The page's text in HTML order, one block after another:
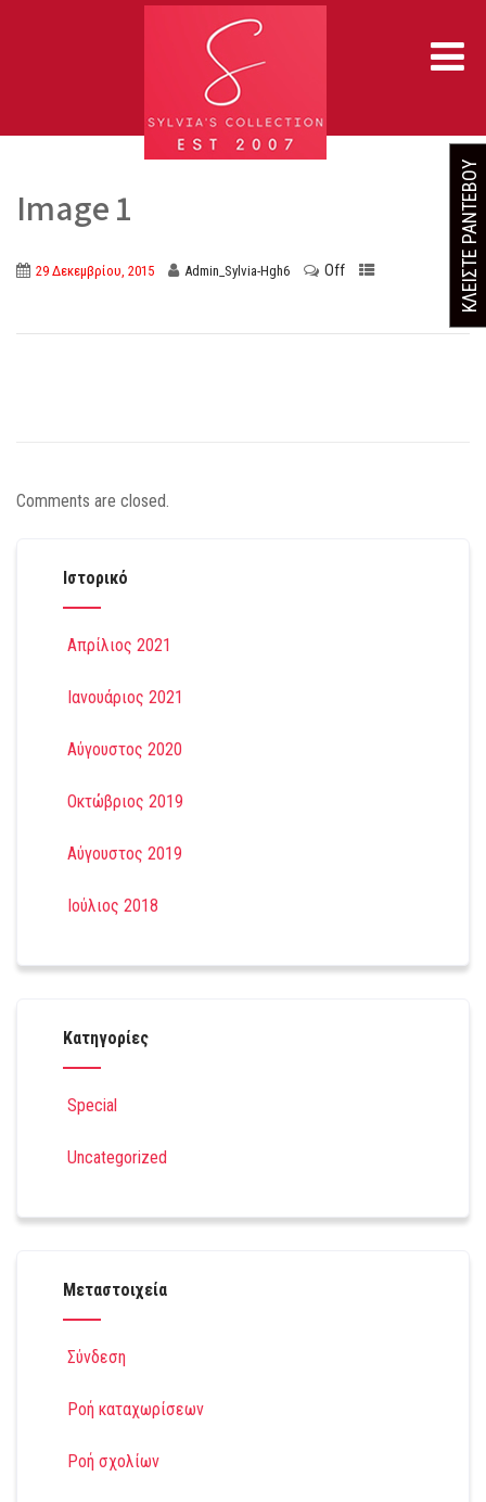
Image 1
29 Δεκεμβρίου, 2015 Admin_Sylvia-Hgh6 Off
Comments are closed.
Ιστορικό
Απρίλιος 2021
Ιανουάριος 2021
Αύγουστος 2020
Οκτώβριος 2019
Αύγουστος 2019
Ιούλιος 2018
Kατηγορίες
Special
Uncategorized
Μεταστοιχεία
Σύνδεση
Ροή καταχωρίσεων
Ροή σχολίων
ΚΛΕΙΣΤΕ ΡΑΝΤΕΒΟΥ